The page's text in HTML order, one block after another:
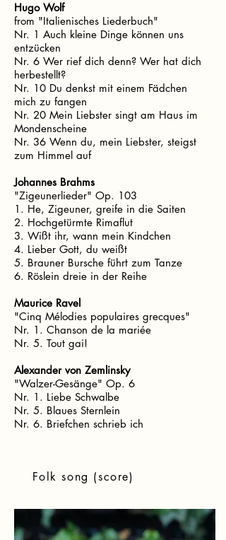
Hugo Wolf
from "Italienisches Liederbuch"
Nr. 1 Auch kleine Dinge können uns
entzücken
Nr. 6 Wer rief dich denn? Wer hat dich
herbestellt?
Nr. 10 Du denkst mit einem Fädchen
mich zu fangen
Nr. 20 Mein Liebster singt am Haus im
Mondenscheine
Nr. 36 Wenn du, mein Liebster, steigst
zum Himmel auf
Johannes Brahms
"Zigeunerlieder" Op. 103
1. He, Zigeuner, greife in die Saiten
2. Hochgetürmte Rimaflut
3. Wißt ihr, wann mein Kindchen
4. Lieber Gott, du weißt
5. Brauner Bursche führt zum Tanze
6. Röslein dreie in der Reihe
Maurice Ravel
"Cinq Mélodies populaires grecques"
Nr. 1. Chanson de la mariée
Nr. 5. Tout gai!
Alexander von Zemlinsky
"Walzer-Gesänge" Op. 6
Nr. 1. Liebe Schwalbe
Nr. 5. Blaues Sternlein
Nr. 6. Briefchen schrieb ich
Folk song (score)